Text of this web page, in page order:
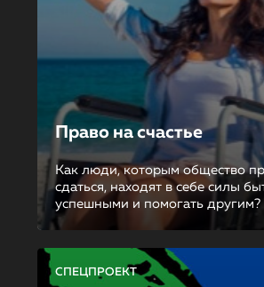
Право на счастье
Как люди, которым общество
сдаться, находят в себе силы
успешными и помогать другим?
СПЕЦПРОЕКТ